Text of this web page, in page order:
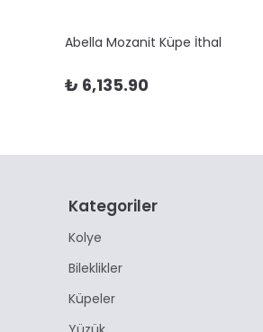
Abella Mozanit Küpe İthal
₺ 6,135.90
Kategoriler
Kolye
Bileklikler
Küpeler